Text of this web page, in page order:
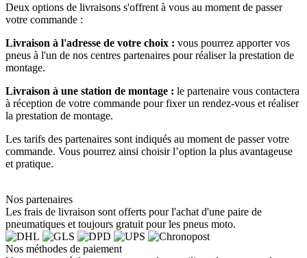
Deux options de livraisons s'offrent à vous au moment de passer
votre commande :
Livraison à l'adresse de votre choix : vous pourrez apporter vos
pneus à l'un de nos centres partenaires pour réaliser la prestation de
montage.
Livraison à une station de montage : le partenaire vous contactera
à réception de votre commande pour fixer un rendez-vous et réaliser
la prestation de montage.
Les tarifs des partenaires sont indiqués au moment de passer votre
commande. Vous pourrez ainsi choisir l’option la plus avantageuse
et pratique.
Nos partenaires
Les frais de livraison sont offerts pour l'achat d'une paire de
pneumatiques et toujours gratuit pour les pneus moto.
Nos méthodes de paiement